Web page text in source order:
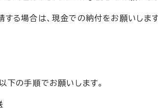
る場合は、現金での納付をお願いします
下の手順でお願いします。